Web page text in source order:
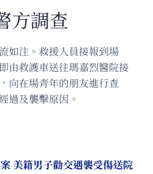
方調查
如注。救援人員接報到場
由救護車送往瑪嘉烈醫院接
向在場青年的朋友進行查
過及襲擊原因。
美籍男子勸交遇襲受傷送院